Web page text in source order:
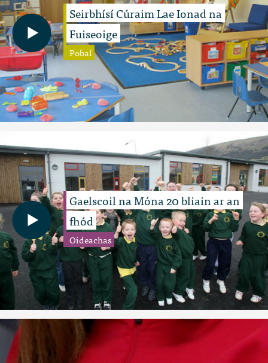
Seirbhísí Cúraim Lae Ionad na
Fuiseoige
Pobal
Gaelscoil na Móna 20 bliain ar an
fhód
Oideachas